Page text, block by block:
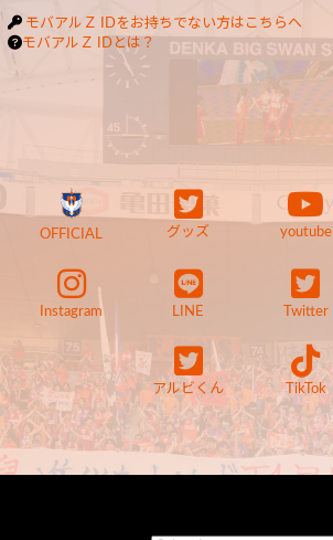
モバアルＺ IDをお持ちでない方はこちらへ
モバアルＺ IDとは？
OFFICIAL グッズ youtube
Instagram LINE Twitter
アルビくん TikTok